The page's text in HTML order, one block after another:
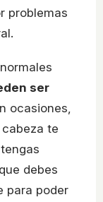
problemas
ser
ocasiones,
te
debes
para poder